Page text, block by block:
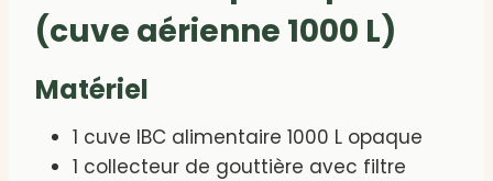
(cuve aérienne 1000 L)
Matériel
1 cuve IBC alimentaire 1000 L opaque
1 collecteur de gouttière avec filtre